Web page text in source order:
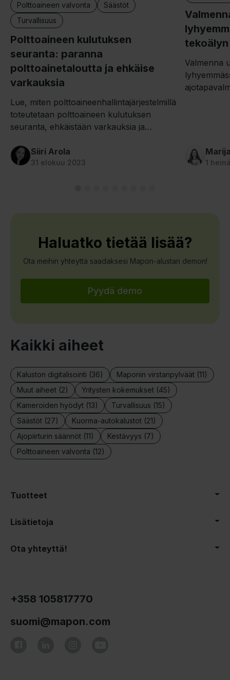
Polttoaineen valvonta
Säästöt
Turvallisuus
Polttoaineen kulutuksen
seuranta: paranna
polttoainetaloutta ja ehkäise
varkauksia
Lue, miten polttoaineenhallintajärjestelmillä
toteutetaan polttoaineen kulutuksen
seuranta, ehkäistään varkauksia ja
Siiri Arola
31 elokuu 2023
Valmenna
1
Haluatko tietää lisää?
Ota meihin yhteyttä saadaksesi Mapon-alustan demon!
Pyydä demo
Kaikki aiheet
Kaluston digitalisointi (36)
Maponin virstanpylväät (11)
Muut aiheet (2)
Yritysten kokemukset (45)
Kameroiden hyödyt (13)
Turvallisuus (15)
Säästöt (27)
Kuorma-autokalustot (21)
Ajopiirturin säännöt (11)
Kestävyys (7)
Polttoaineen valvonta (12)
Tuotteet
Lisätietoja
Ota yhteyttä!
+358 105817770
suomi@mapon.com